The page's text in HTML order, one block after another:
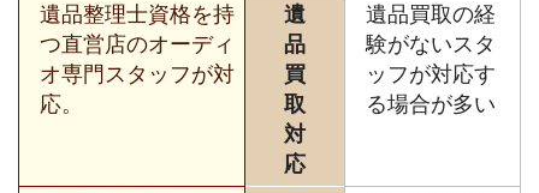
遺品整理士資格を持
つ直営店のオーディ
オ専門スタッフが対
応。
遺
品
買
取
対
応
遺品買取の経
験がないスタ
ッフが対応す
る場合が多い